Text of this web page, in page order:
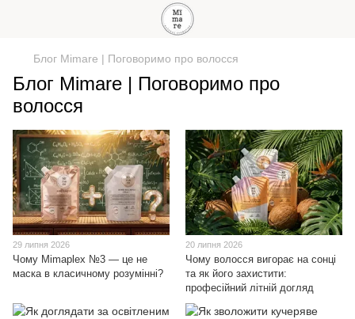
Блог Mimare | Поговоримо про волосся
Блог Mimare | Поговоримо про
волосся
29 липня 2026
Чому Mimaplex №3 — це не
маска в класичному розумінні?
20 липня 2026
Чому волосся вигорає на сонці
та як його захистити:
професійний літній догляд